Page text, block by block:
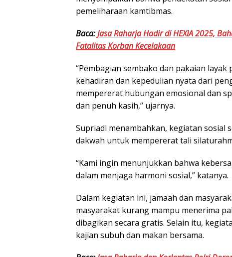
pemeliharaan kamtibmas.
Baca:Jasa Raharja Hadir di HEXIA 2025,
Fatalitas Korban Kecelakaan
“Pembagian sembako dan pakaian
kehadiran dan kepedulian nyata dari
mempererat hubungan emosional dan
dan penuh kasih,” ujarnya.
Supriadi menambahkan, kegiatan sosial
dakwah untuk mempererat tali
“Kami ingin menunjukkan bahwa
dalam menjaga harmoni sosial,” katanya.
Dalam kegiatan ini, jamaah dan
masyarakat kurang mampu menerima
dibagikan secara gratis. Selain itu,
kajian subuh dan makan bersama.